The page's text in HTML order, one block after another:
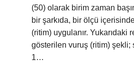
(50) olarak birim zaman
bir şarkıda, bir ölçü
(ritim) uygulanır. Yukarıdaki
gösterilen vuruş (ritim) şekli;
1…